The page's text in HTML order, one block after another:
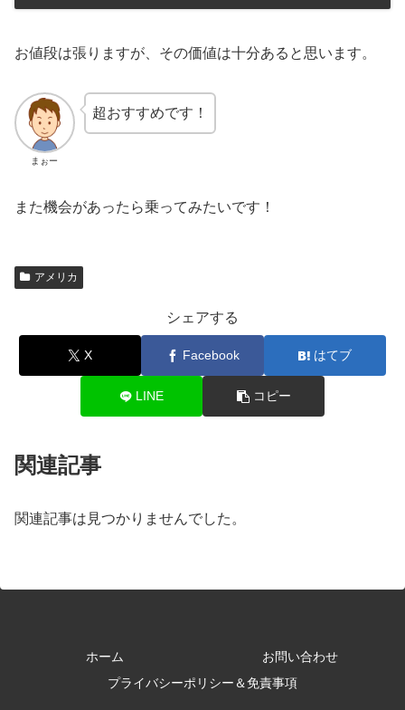
お値段は張りますが、その価値は十分あると思います。
まぉー
超おすすめです！
また機会があったら乗ってみたいです！
アメリカ
シェアする
X Facebook はてブ
LINE コピー
関連記事
関連記事は見つかりませんでした。
ホーム
お問い合わせ
プライバシーポリシー＆免責事項